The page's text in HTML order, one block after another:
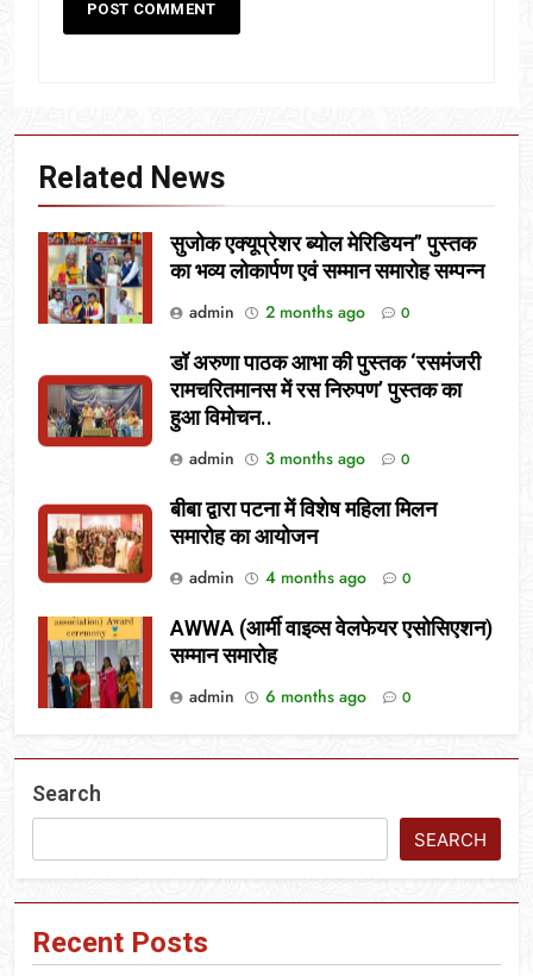
Related News
सुजोक एक्यूप्रेशर ब्योल मेरिडियन” पुस्तक
का भव्य लोकार्पण एवं सम्मान समारोह सम्पन्न
admin
2 months ago 0
डॉ अरुणा पाठक आभा की पुस्तक ‘रसमंजरी
रामचरितमानस में रस निरुपण’ पुस्तक का
हुआ विमोचन..
admin
3 months ago 0
बीबा द्वारा पटना में विशेष महिला मिलन
समारोह का आयोजन
admin
4 months ago 0
AWWA (आर्मी वाइव्स वेलफेयर एसोसिएशन)
सम्मान समारोह
admin
6 months ago 0
Search
SEARCH
Recent Posts